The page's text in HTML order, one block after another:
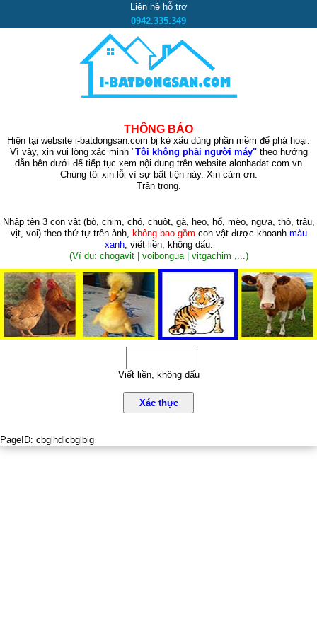
Liên hệ hỗ trợ
0942.335.349
THÔNG BÁO
Hiện tại website i-batdongsan.com bị kẻ xấu dùng phần mềm để phá hoại.
Vì vậy, xin vui lòng xác minh "Tôi không phải người máy"theo hướng
dẫn bên dưới để tiếp tục xem nội dung trên website alonhadat.com.vn
Chúng tôi xin lỗi vì sự bất tiện này. Xin cám ơn.
Trân trọng.
Nhập tên 3 con vật (bò, chim, chó, chuột, gà, heo, hổ, mèo, ngựa, thỏ, trâu,
vịt, voi)theo thứ tự trên ảnh, không bao gồm con vật được khoanh màu
xanh, viết liền, không dấu.
(Ví dụ: chogavit | voibongua | vitgachim ,...)
Viết liền, không dấu
Xác thực
PageID: cbglhdlcbglbig